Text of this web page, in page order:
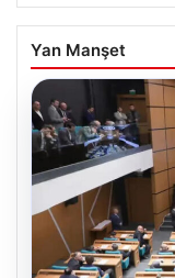
Yan Manşet